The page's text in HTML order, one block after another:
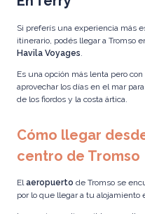
Si preferís una experiencia más
itinerario, podés llegar a Tromso
Havila Voyages
Es una opción más lenta pero
aprovechar los días en el mar
de los fiordos y la costa ártica.
Cómo llegar
centro de Tromso
Elaeropuerto de Tromso se
por lo que llegar a tu alojamiento